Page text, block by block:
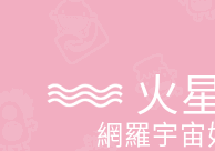
火
網羅宇宙